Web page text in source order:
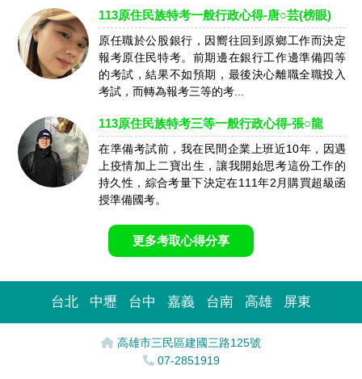
113原住民族特考一般行政心得-唐○芸(榜眼)
原任職於公股銀行，因嚮往回到原鄉工作而決定
報考原住民特考。前期邊在銀行工作邊準備四等
的考試，結果不如預期，最後決心離職全職投入
考試，而轉為報考三等的考...
113原住民族特考三等一般行政心得-張○龍
在準備考試前，我在民間企業上班近10年，因遇
上疫情加上二寶出生，讓我開始思考這份工作的
持久性，綜合考量下決定在111年2月購買超級函
授準備國考。
更多考取心得分享
台北 中壢 台中 嘉義 台南 高雄 屏東
高雄市三民區建國三路125號
07-2851919